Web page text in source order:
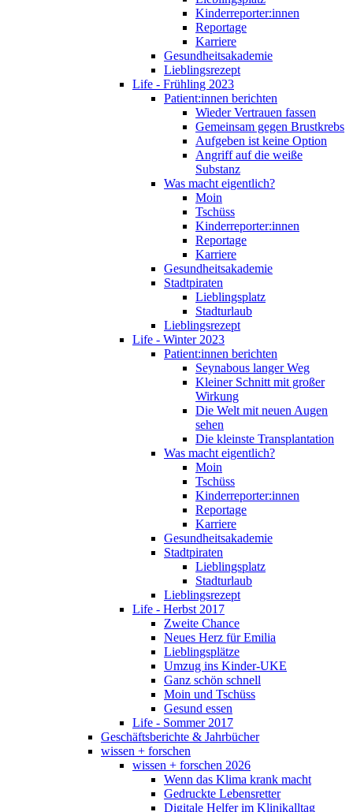
Kinderreporter:innen
Reportage
Karriere
Gesundheitsakademie
Lieblingsrezept
Life - Frühling 2023
Patient:innen berichten
Wieder Vertrauen fassen
Gemeinsam gegen Brustkrebs
Aufgeben ist keine Option
Angriff auf die weiße
Substanz
Was macht eigentlich?
Moin
Tschüss
Kinderreporter:innen
Reportage
Karriere
Gesundheitsakademie
Stadtpiraten
Lieblingsplatz
Stadturlaub
Lieblingsrezept
Life - Winter 2023
Patient:innen berichten
Seynabous langer Weg
Kleiner Schnitt mit großer
Wirkung
Die Welt mit neuen Augen
sehen
Die kleinste Transplantation
Was macht eigentlich?
Moin
Tschüss
Kinderreporter:innen
Reportage
Karriere
Gesundheitsakademie
Stadtpiraten
Lieblingsplatz
Stadturlaub
Lieblingsrezept
Life - Herbst 2017
Zweite Chance
Neues Herz für Emilia
Lieblingsplätze
Umzug ins Kinder-UKE
Ganz schön schnell
Moin und Tschüss
Gesund essen
Life - Sommer 2017
Geschäftsberichte & Jahrbücher
wissen + forschen
wissen + forschen 2026
Wenn das Klima krank macht
Gedruckte Lebensretter
Digitale Helfer im Klinikalltag